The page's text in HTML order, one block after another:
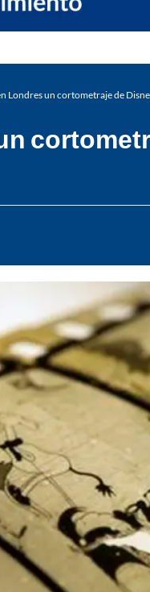
Londres un cortometraje de